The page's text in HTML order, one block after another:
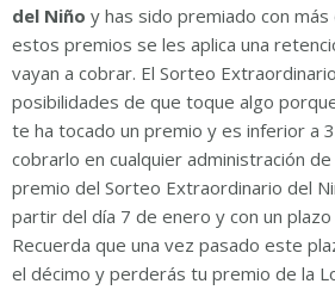
del Niño y has sido premiado con
estos premios se les aplica una
vayan a cobrar. El Sorteo
posibilidades de que toque algo
te ha tocado un premio y es inferior a
cobrarlo en cualquier administración
premio del Sorteo Extraordinario del
partir del día 7 de enero y con un
Recuerda que una vez pasado este
el décimo y perderás tu premio de la